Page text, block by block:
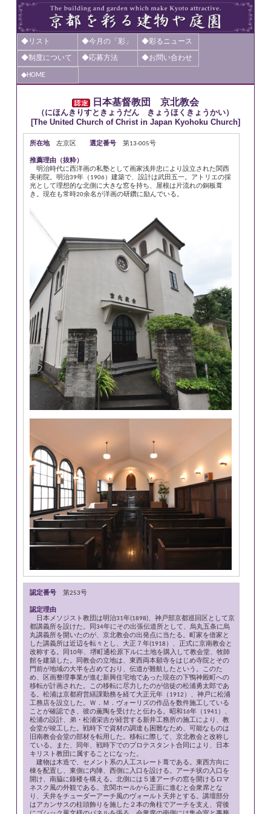
◆リスト ◆今月の「彩」 ◆彩るニュース
◆制度について ◆応募方法 ◆お問い合わせ
◆HOME
日本基督教団 京北教会
（にほんきりすときょうだん きょうほくきょうかい）
[The United Church of Christ in Japan Kyohoku Church]
所在地左京区選定番号 第13-005号
推薦理由（抜粋）
明治時代に西洋画の私塾として画家浅井忠により設立された関西
美術院。明治39年（1906）建築で、設計は武田五一。アトリエの採
光として理想的な北側に大きな窓を持ち、屋根は片流れの銅板葺
き。現在も常時20余名が洋画の研鑽に励んでいる。
認定番号 第253号
認定理由
日本メソジスト教団は明治31年(1898)、神戸部京都巡回区として京
都講義所を設けた。同34年にその出張伝道所として、烏丸五条に烏
丸講義所を開いたのが、京北教会の出発点に当たる。町家を借家と
した講義所は近辺を転々とし、大正７年(1918）、正式に京南教会と
改称する。同10年、堺町通松原下ルに土地を購入して教会堂、牧師
館を建築した。同教会の立地は、東西両本願寺をはじめ寺院とその
門前が地域の大半を占めており、伝道が難航したという。このた
め、区画整理事業が進む新興住宅地であった現在の下鴨神殿町への
移転が計画された。この移転に尽力したのが信徒の松浦勇太郎であ
る。松浦は京都府営繕課勤務を経て大正元年（1912）、神戸に松浦
工務店を設立した。Ｗ．Ｍ．ヴォーリズの作品を数件施工している
ことが確認でき、彼の薫陶を受けたと伝わる。昭和16年（1941）、
松浦の設計、弟・松浦栄吉が経営する新井工務所の施工により、教
会堂が竣工した。戦時下で資材の調達も困難なため、可能なものは
旧南教会会堂の部材を転用した。移転に際して、京北教会と改称し
ている。また、同年、戦時下でのプロテスタント合同により、日本
キリスト教団に属することになった。
建物は木造で、セメント系の人工スレート葺である。東西方向に
棟を配置し、東側に内陣、西側に入口を設ける。アーチ状の入口を
開け、南脇に鐘楼を構える。北側には５連アーチの窓を開けるロマ
ネスク風の外観である。玄関ホールから正面に進むと会衆席とな
り、天井をチューダーアーチ風のヴォールト天井とする。講壇部分
はアカンサスの柱頭飾りを施した２本の角柱でアーチを支え、背後